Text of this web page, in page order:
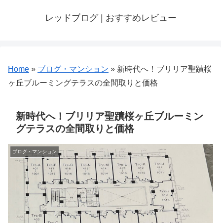
レッドブログ | おすすめレビュー
Home » ブログ・マンション » 新時代へ！ブリリア聖蹟桜
ヶ丘ブルーミングテラスの全間取りと価格
新時代へ！ブリリア聖蹟桜ヶ丘ブルーミン
グテラスの全間取りと価格
ブログ・マンション